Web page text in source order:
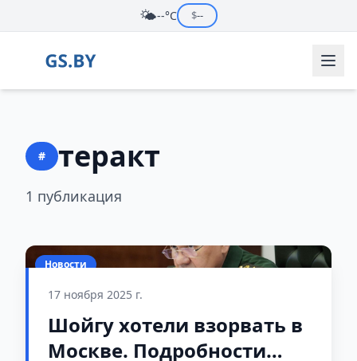
🌤️--°C $--
# теракт
1 публикация
Новости
17 ноября 2025 г.
Шойгу хотели взорвать в
Москве. Подробности